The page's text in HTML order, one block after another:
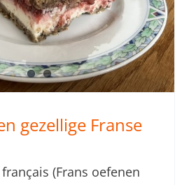
gezellige Franse
(Frans oefenen